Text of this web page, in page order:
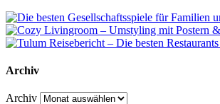
Archiv
Archiv